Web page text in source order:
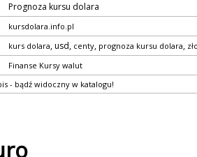
Prognoza kursu dolara
kursdolara.info.pl
kurs dolara, usd, centy, prognoza kursu dolara,
Finanse Kursy walut
- bądź widoczny w katalogu!